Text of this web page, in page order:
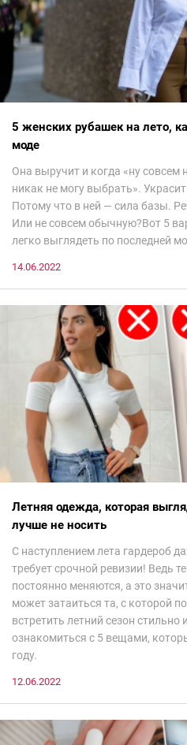
5 женских рубашек на лето,
моде
Она выручит и когда «ну совсем
никак не могу выбрать».
Потому что в ней — сила базы.
Или не совсем обычную?Вот 5
легко выглядеть по последней
14.06.2022
Летняя одежда, которая
лучше не носить
С наступлением лета гардероб
требует срочной ревизии! Ведь
постоянно меняются, а это
может затаиться та, с которой
встретить летний сезон стильно
ознакомиться с 5 вещами,
году.
12.06.2022